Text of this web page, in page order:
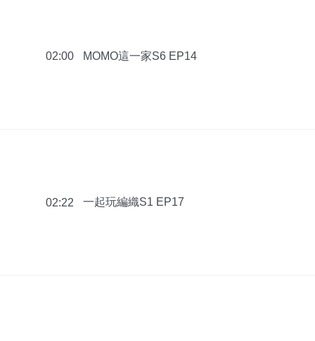
02:00 MOMO這一家S6 EP14
02:22 一起玩編織S1 EP17